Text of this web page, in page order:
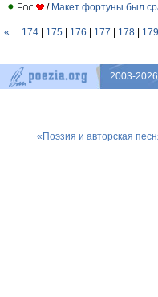
/ Макет фортуны был
« 174 | 175 | 176 | 177 | 178 | 179
2003-
«Поэзия и авторская